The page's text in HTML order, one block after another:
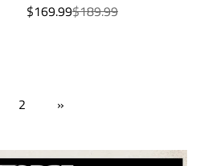
Prix
$169.99Prix
$189.99
2 »